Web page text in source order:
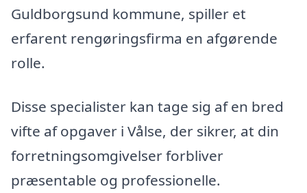
Guldborgsund kommune, spiller et
erfarent rengøringsfirma en afgørende
rolle.
Disse specialister kan tage sig af en bred
vifte af opgaver i Vålse, der sikrer, at din
forretningsomgivelser forbliver
præsentable og professionelle.